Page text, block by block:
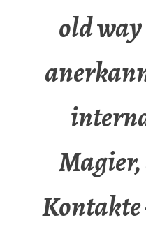
old
Kontakte